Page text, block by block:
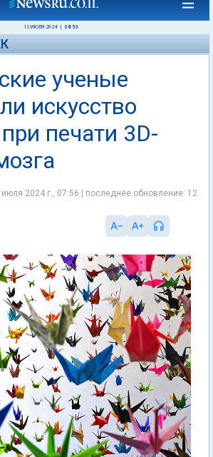
12 ИЮЛЯ 2024 08:53
ученые
искусство
печати 3D-
2024 г., 07:56 | последнее обновление: 12